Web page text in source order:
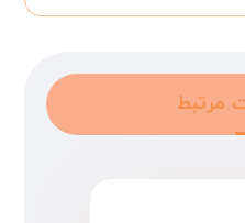
مرتبط